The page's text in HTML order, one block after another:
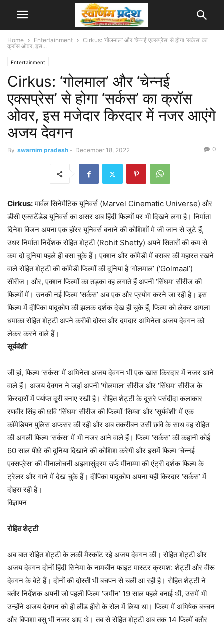
Home Entertainment
Cirkus: ‘गोलमाल’ और ‘चेन्नई एक्सप्रेस’ से होगा ‘सर्कस’ का
क्रॉस ओवर, इस...
Entertainment
Cirkus: ‘गोलमाल’ और ‘चेन्नई
एक्सप्रेस’ से होगा ‘सर्कस’ का क्रॉस
ओवर, इस मजेदार किरदार में नजर आएंगे
अजय देवगन
By swarnim pradesh - December 18, 2022 0
Cirkus:मार्वल सिनेमैटिक यूनिवर्स (Marvel Cinematic Universe) और
डीसी एक्सटेंडेड यूनिवर्स का असर अब हिंदी फिल्मों पर भी दिखने लगा है। निर्माता
दिनेश विजन अपना एक हॉरर यूनिवर्स बनाने की कोशिशों मे जी जान से जुटे हैं,
उधर निर्माता निर्देशक रोहित शेट्टी (Rohit Shetty) अपने सितारों की कम से
कम दो दुनिया पहले ही बसा चुके हैं। एक्शन और कॉमेडी में बराबर की महारत रखने
वाले रोहित शेट्टी की कॉमेडी फिल्मों की दुनिया है ‘गोलमाल’ (‘Golmaal’)
सीरीज। और, एक्शन फिल्मों का तड़का वह लगाते हैं अपनी ‘सिंघम’ सीरीज की
फिल्मों में। उनकी नई फिल्म ‘सर्कस’ अब एक और प्रयोग करने जा रही है। इस
फिल्म में दीपिका पादुकोण की झलक दर्शक देख ही चुके हैं, फिल्म को लेकर अगला
धमाका रोहित शेट्टी अपने करीबी दोस्त और दमदार अभिनेता अजय देवगन को
लेकर करने वाले हैं।
सूर्यवंशी’
जी हां, फिल्म ‘सर्कस’ में अभिनेता अजय देवगन भी एक खास किरदार में नजर आने
वाले हैं। अजय देवगन ने जहां अपनी ‘गोलमाल’ सीरीज और ‘सिंघम’ सीरीज के
किरदारों में पर्याप्त दूरी बनाए रखी है। रोहित शेट्टी के दूसरे पसंदीदा कलाकार
रणवीर सिंह की छवि ‘सिंघम’ सीरीज की फिल्मों ‘सिम्बा’ और ‘सूर्यवंशी’ में एक
कॉमेडियन पुलिस अफसर की रही और अब तकरीबन उसी छवि के साथ वह रोहित
की अगली फिल्म ‘सर्कस’ में भी नजर आने वाले हैं। फिल्म ‘सर्कस’ की कहानी कोई
60 साल पीछे की दुनिया दिखाने की कोशिश करेगी और इसमें फिल्म ‘चेन्नई
एक्सप्रेस’ की मीनालोचनी अझगासुंदरम उर्फ मीनाम्मा की एंट्री दर्शक फिल्म के
ट्रेलर और गाने में देख चुके हैं। दीपिका पादुकोण अपना यही किरदार ‘सर्कस’ में
दोहरा रही है।
विज्ञापन
रोहित शेट्टी
अब बात रोहित शेट्टी के लकी मैस्कॉट रहे अजय देवगन की। रोहित शेट्टी और
अजय देवगन दोनों हिंदी सिनेमा के नामचीन फाइट मास्टर क्रमश: शेट्टी और वीरू
देवगन के बेटे हैं। दोनों की दोस्ती भी बचपन से चली आ रही है। रोहित शेट्टी ने
बतौर निर्देशक अपनी जो पहली फिल्म ‘जमीन’ 19 साल पहले बनाई थी, उसमें भी
उन्होंने अजय देवगन को ही लीड हीरो के रोल में लिया था। फिल्म में अभिषेक बच्चन
और बिपाशा बसु भी नजर आए थे। तब से रोहित शेट्टी अब तक 14 फिल्में बतौर